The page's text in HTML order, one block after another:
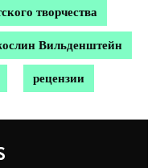
творчества
Вильденштейн
рецензии